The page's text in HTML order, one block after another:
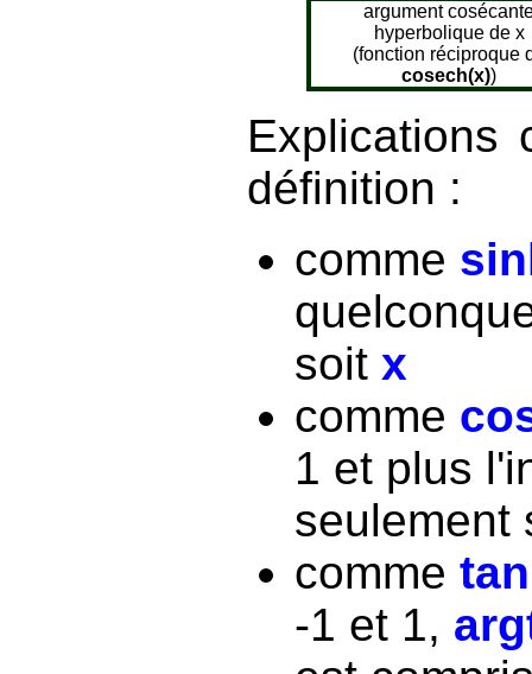
argument
hyperbolique de x
(fonction réciproque
cosech(x))
Explications
définition :
comme
soit x
comme
1 et plus
comme
-1 et 1,